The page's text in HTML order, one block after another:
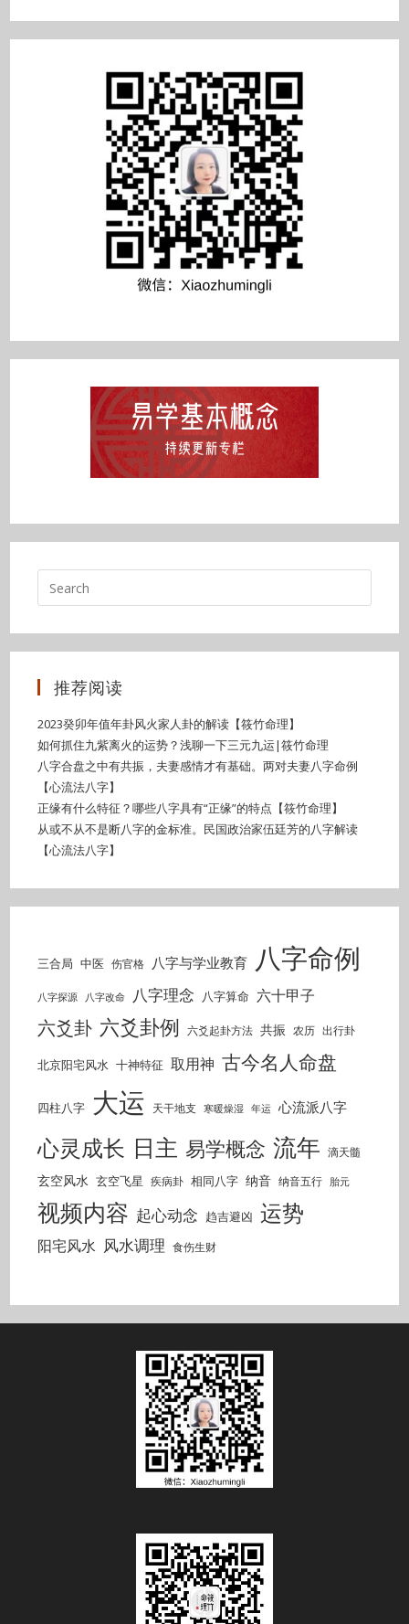
推荐阅读
2023癸卯年值年卦风火家人卦的解读【筱竹命理】
如何抓住九紫离火的运势？浅聊一下三元九运|筱竹命理
八字合盘之中有共振，夫妻感情才有基础。两对夫妻八字命例
【心流法八字】
正缘有什么特征？哪些八字具有“正缘”的特点【筱竹命理】
从或不从不是断八字的金标准。民国政治家伍廷芳的八字解读
【心流法八字】
三合局 中医 伤官格 八字与学业教育 八字命例
八字探源 八字改命 八字理念 八字算命 六十甲子
六爻卦 六爻卦例 六爻起卦方法 共振 农历 出行卦
北京阳宅风水 十神特征 取用神 古今名人命盘
四柱八字 大运 天干地支 寒暖燥湿 年运 心流派八字
心灵成长 日主 易学概念 流年 滴天髓
玄空风水 玄空飞星 疾病卦 相同八字 纳音 纳音五行 胎元
视频内容 起心动念 趋吉避凶 运势
阳宅风水 风水调理 食伤生财